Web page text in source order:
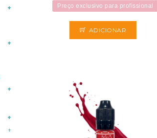
Preço exclusivo para profissional
ADICIONAR